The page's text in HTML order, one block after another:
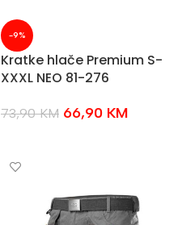
-9%
Kratke hlače Premium S-
XXXL NEO 81-276
73,90KM 66,90 KM